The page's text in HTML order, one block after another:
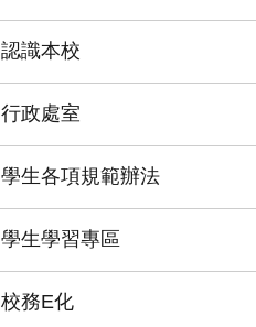
認識本校
行政處室
學生各項規範辦法
學生學習專區
校務E化